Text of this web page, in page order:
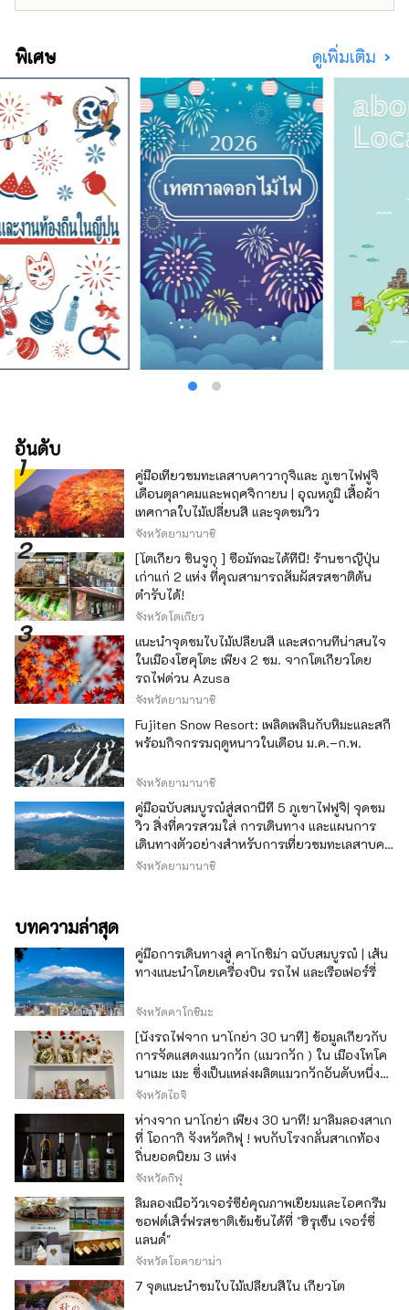
ลูกหลานที่สามารถเล่าเรื่องราวให้คุณฟังได้ นินจา
มีความเกี่ยวข้องกับความสามารถทางกายภาพ
และศิลปะการต่อสู้เหนือมนุษย์ แต่ในฮิกาชิอาซูมะ
โจ มีภาพลักษณ์ที่แท้จริงที่นอกเหนือไปจากนั้น ที่นี่
เป็นสถานที่ขนาดเล็กที่คุณสามารถเล่นและเรียนรู้
ผ่านนิทรรศการและประสบการณ์ตรงที่บอกเล่า
เรื่องราวที่แท้จริงของพระนิกายชูเก็น เช่น ยามาบู
ชิ นินจาที่เชี่ยวชาญด้านการแพทย์ และนินจาที่ได้
รับความเคารพจากคนในท้องถิ่นที่เสี่ยงชีวิตเพื่อ
รอดชีวิต. มีอาวุธและเครื่องมือนินจาประมาณ
300 ชิ้นจัดแสดงถาวร สินค้าทั้งหมดเป็นของแท้
รวบรวมไม่เพียงแต่จาก Azuma เท่านั้น แต่ยัง
รวบรวมจากทั่วประเทศอีกด้วย นอกจากชูริเคน
และคุซาริกามะแล้ว ยังมีอุปกรณ์จริงอีกมากมายที่
บอกเล่าเรื่องราวของกิจกรรมของนินจา เช่น
อุปกรณ์สำหรับการแทรกซึมและการทำลายล้าง
อุปกรณ์ล้ำยุค อาวุธคาราคุริ และหนังสือนินจุสึ
บนพื้นนิทรรศการ มีการจัดแสดง Projection
Mapping และการโต้ตอบบนพื้นที่แสดงภาพนินจา
เมื่อคุณออกจากชั้นนิทรรศการและมุ่งหน้าไปยัง
ชั้นแหล่งท่องเที่ยว จะมีมุมสัมผัสประสบการณ์ชูริ
เก็งที่คุณสามารถลองขว้างดาวกระจายเหล็กไปที่
เป้าหมายได้ หากคุณทุ่มเทความเครียดในแต่ละวัน
ให้กับเป้าหมาย ความกังวลและความกังวลทั้งหมด
ของคุณก็จะหมดไป ยิ่งไปกว่านั้นคือ VR
Chanbara "VS Sanada Yukimura" คุณสามารถ
สัมผัสประสบการณ์ความแข็งแกร่งของกองทัพ
ของยูกิมูระ ซานาดะ ซึ่งได้รับการขนานนามว่า
เป็น "ทหารที่เก่งที่สุดของญี่ปุ่น" ในสมัยเซ็นโงกุได้
ด้วยตัวเอง มันเป็นเกมต่อสู้ที่เด็กอายุ 7 ปีขึ้นไป
สามารถสัมผัสได้ และน่าตื่นเต้นสำหรับทั้งเด็กและ
ผู้ใหญ่ นอกจากนี้ ภายในยังมีการประลองยิงดาว
กระจายด้วยเลเซอร์ โดยผู้เล่นจะถูกแบ่งออกเป็น
สองทีมและเล็งไปที่เป้าหมายที่ติดตั้งเซ็นเซอร์โดย
ใช้ขั้วดาวกระจายที่ปล่อยแสงเลเซอร์ สถานที่ท่อง
เที่ยวที่ปลอดภัยและง่ายดายที่แม้แต่เด็กเล็กก็
สามารถเพลิดเพลินได้ เมื่อคุณขึ้นไปที่ชั้นสอง
เครือข่ายกับดักเลเซอร์ที่เชื่อมโยงกับเซ็นเซอร์จะ
ปรากฏขึ้นในห้อง หากคุณแกล้งทำเป็นนินจาหรือ
สายลับและทำภารกิจให้สำเร็จโดยหลบเลเซอร์
ภายในเวลาที่กำหนด คุณก็จะกลายเป็นนินจา
Ninpaku แล้ว โปรดรายงานต่ออนุสาวรีย์แห่งนี้
ว่าคุณได้เป็นนินจาอาซูมะแล้ว
พิเศษ ดูเพิ่มเติม
อันดับ
คู่มือเที่ยวชมทะเลสาบคาวากุจิและ ภูเขาไฟฟูจิ
เดือนตุลาคมและพฤศจิกายน | อุณหภูมิ เสื้อผ้า
เทศกาลใบไม้เปลี่ยนสี และจุดชมวิว
จังหวัดยามานาชิ
[โตเกียว ชินจูกุ ] ซื้อมัทฉะได้ที่นี่! ร้านชาญี่ปุ่น
เก่าแก่ 2 แห่ง ที่คุณสามารถสัมผัสรสชาติต้น
ตำรับได้!
จังหวัดโตเกียว
แนะนำจุดชมใบไม้เปลี่ยนสี และสถานที่น่าสนใจ
ในเมืองโฮคุโตะ เพียง 2 ชม. จากโตเกียวโดย
รถไฟด่วน Azusa
จังหวัดยามานาชิ
Fujiten Snow Resort: เพลิดเพลินกับหิมะและสกี
พร้อมกิจกรรมฤดูหนาวในเดือน ม.ค.–ก.พ.
จังหวัดยามานาชิ
คู่มือฉบับสมบูรณ์สู่สถานีที่ 5 ภูเขาไฟฟูจิ| จุดชม
วิว สิ่งที่ควรสวมใส่ การเดินทาง และแผนการ
เดินทางตัวอย่างสำหรับการเที่ยวชมทะเลสาบคา
วากุจิ
จังหวัดยามานาชิ
บทความล่าสุด
คู่มือการเดินทางสู่ คาโกชิม่า ฉบับสมบูรณ์ | เส้น
ทางแนะนำโดยเครื่องบิน รถไฟ และเรือเฟอร์รี่
จังหวัดคาโกชิมะ
[นั่งรถไฟจาก นาโกย่า 30 นาที] ข้อมูลเกี่ยวกับ
การจัดแสดงแมวกวัก (แมวกวัก ) ใน เมืองโทโค
นาเมะ เมะ ซึ่งเป็นแหล่งผลิตแมวกวักอันดับหนึ่ง
ของญี่ปุ่น
จังหวัดไอจิ
ห่างจาก นาโกย่า เพียง 30 นาที! มาลิ้มลองสาเก
ที่ โอกากิ จังหวัดกิฟุ ! พบกับโรงกลั่นสาเกท้อง
ถิ่นยอดนิยม 3 แห่ง
จังหวัดกิฟุ
ลิ้มลองเนื้อวัวเจอร์ซีย์คุณภาพเยี่ยมและไอศกรีม
ซอฟต์เสิร์ฟรสชาติเข้มข้นได้ที่ "ฮิรุเซ็น เจอร์ซี่
แลนด์"
จังหวัดโอคายาม่า
7 จุดแนะนำชมใบไม้เปลี่ยนสีใน เกียวโต